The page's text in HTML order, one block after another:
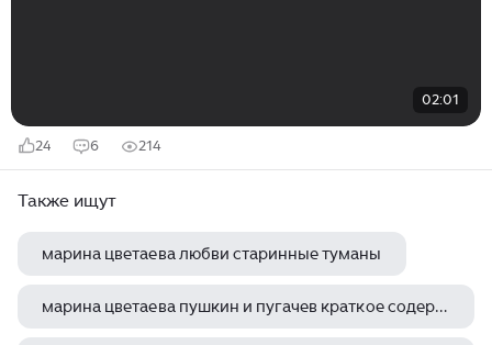
02:01
24 6 214
Также ищут
марина цветаева любви старинные туманы
марина цветаева пушкин и пугачев краткое содержание